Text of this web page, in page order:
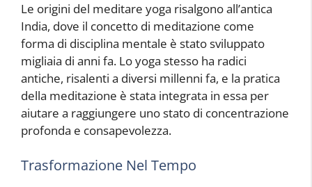
Le origini del meditare yoga risalgono all’antica
India, dove il concetto di meditazione come
forma di disciplina mentale è stato sviluppato
migliaia di anni fa. Lo yoga stesso ha radici
antiche, risalenti a diversi millenni fa, e la pratica
della meditazione è stata integrata in essa per
aiutare a raggiungere uno stato di concentrazione
profonda e consapevolezza.
Trasformazione Nel Tempo